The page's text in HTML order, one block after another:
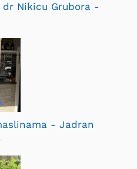
Nikicu Grubora -
- Jadran